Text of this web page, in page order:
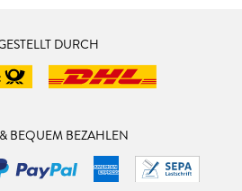
DURCH
BEQUEM BEZAHLEN